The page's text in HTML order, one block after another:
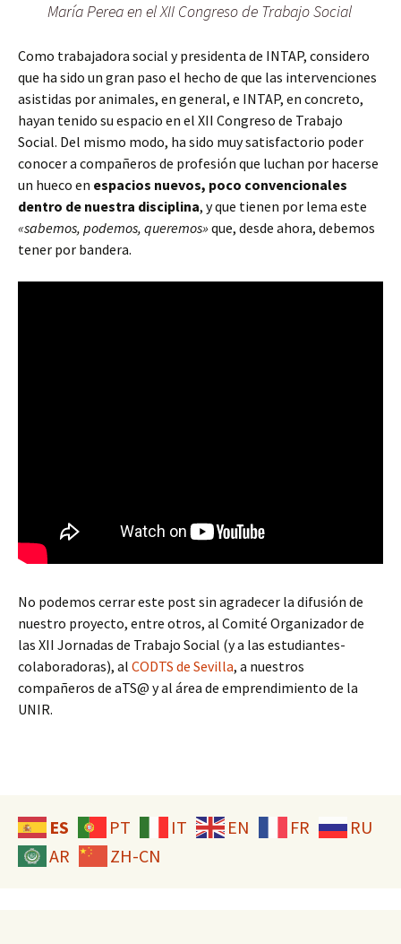
María Perea en el XII Congreso de Trabajo Social
Como trabajadora social y presidenta de INTAP, considero
que ha sido un gran paso el hecho de que las intervenciones
asistidas por animales, en general, e INTAP, en concreto,
hayan tenido su espacio en el XII Congreso de Trabajo
Social. Del mismo modo, ha sido muy satisfactorio poder
conocer a compañeros de profesión que luchan por hacerse
un hueco en espacios nuevos, poco convencionales
dentro de nuestra disciplina, y que tienen por lema este
«sabemos, podemos, queremos» que, desde ahora, debemos
tener por bandera.
No podemos cerrar este post sin agradecer la difusión de
nuestro proyecto, entre otros, al Comité Organizador de
las XII Jornadas de Trabajo Social (y a las estudiantes-
colaboradoras), al CODTS de Sevilla, a nuestros
compañeros de aTS@ y al área de emprendimiento de la
UNIR.
ES PT IT EN FR
RU
AR
ZH-CN